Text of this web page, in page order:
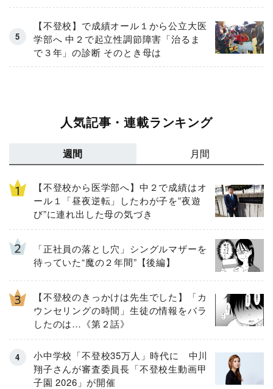
【不登校】で成績オール１から公立大医
学部へ 中２で起立性調節障害「治るま
で３年」の診断 そのとき母は
人気記事・連載ランキング
週間 月間
【不登校から医学部へ】中２で成績はオ
ール１「昼夜逆転」したわが子を”夜遊
び”に連れ出した母の気づき
「正社員の落とし穴」シングルマザーを
待っていた“魔の２年間”【後編】
【不登校のきっかけは先生でした】「カ
ウンセリングの時間」生徒の情報をバラ
したのは…《第２話》
小中学校「不登校35万人」時代に 中川
翔子さんが審査委員長「不登校生動画甲
子園 2026」が開催